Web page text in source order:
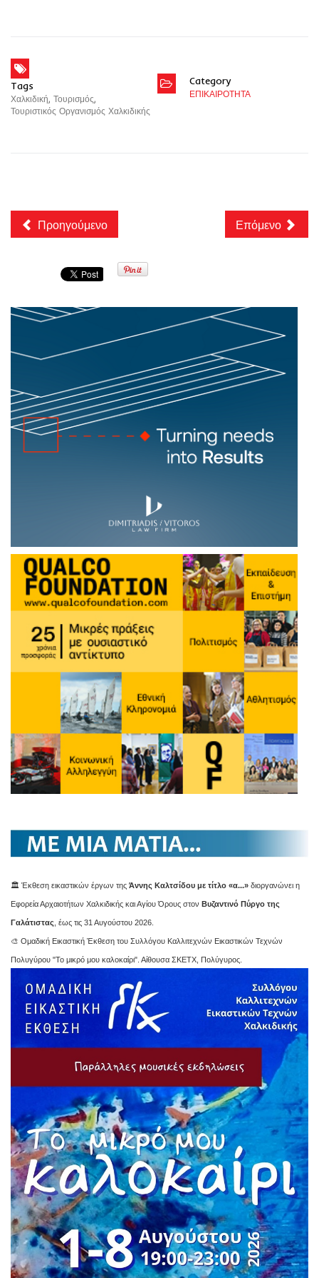
Tags
Χαλκιδική, Τουρισμός,
Τουριστικός Οργανισμός Χαλκιδικής
Category
ΕΠΙΚΑΙΡΟΤΗΤΑ
Προηγούμενο Επόμενο
🏛️ Έκθεση εικαστικών έργων της Άννης Καλτσίδου με τίτλο «α...» διοργανώνει η
Εφορεία Αρχαιοτήτων Χαλκιδικής και Αγίου Όρους στον Βυζαντινό Πύργο της
Γαλάτιστας , έως τις 31 Αυγούστου 2026.
🎨 Ομαδική Εικαστική Έκθεση του Συλλόγου Καλλιτεχνών Εικαστικών Τεχνών
Πολυγύρου "Το μικρό μου καλοκαίρι". Αίθουσα ΣΚΕΤΧ, Πολύγυρος.